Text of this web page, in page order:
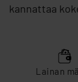
kannattaa
Lainan